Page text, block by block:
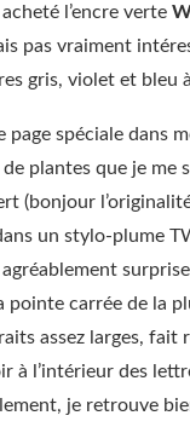
l’encre verte
pas vraiment
gris, violet et bleu
page spéciale dans
plantes que je me
(bonjour
un stylo-plume
pointe carrée de la
assez larges, fait
à l’intérieur des
je retrouve